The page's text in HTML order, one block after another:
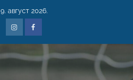
9. август 2026.